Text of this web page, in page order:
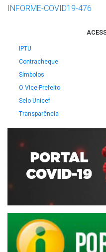
INFORME-COVID19-476
IPTU
Contracheque
Símbolos
O Vice-Prefeito
Selo Unicef
Transparência